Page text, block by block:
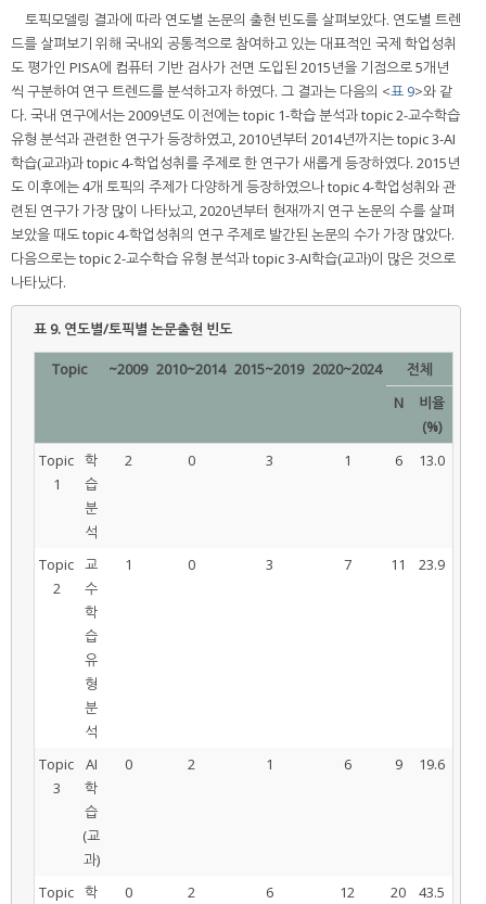
토픽모델링 결과에 따라 연도별 논문의 출현 빈도를 살펴보았다. 연도별 트렌
드를 살펴보기 위해 국내외 공통적으로 참여하고 있는 대표적인 국제 학업성취
도 평가인 PISA에 컴퓨터 기반 검사가 전면 도입된 2015년을 기점으로 5개년
씩 구분하여 연구 트렌드를 분석하고자 하였다. 그 결과는 다음의 <표 9>와 같
다. 국내 연구에서는 2009년도 이전에는 topic 1-학습 분석과 topic 2-교수학습
유형 분석과 관련한 연구가 등장하였고, 2010년부터 2014년까지는 topic 3-AI
학습(교과)과 topic 4-학업성취를 주제로 한 연구가 새롭게 등장하였다. 2015년
도 이후에는 4개 토픽의 주제가 다양하게 등장하였으나 topic 4-학업성취와 관
련된 연구가 가장 많이 나타났고, 2020년부터 현재까지 연구 논문의 수를 살펴
보았을 때도 topic 4-학업성취의 연구 주제로 발간된 논문의 수가 가장 많았다.
다음으로는 topic 2-교수학습 유형 분석과 topic 3-AI학습(교과)이 많은 것으로
나타났다.
표 9. 연도별/토픽별 논문출현 빈도
Topic ~2009 2010~2014 2015~2019 2020~2024
전체
N
비율
(%)
Topic
1
학
습
분
석
2 0 3 1 6 13.0
Topic
2
교
수
학
습
유
형
분
석
1 0 3 7 11 23.9
Topic
3
AI
학
습
(교
과)
0 2 1 6 9 19.6
Topic 학
0 2 6 12 20 43.5